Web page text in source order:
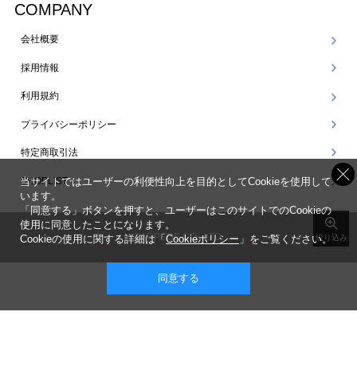
絞り込み
COMPANY
会社概要
採用情報
利用規約
プライバシーポリシー
特定商取引法
SHOPLIST
©ARPEGE CO., LTD.
表示 ： スマートフォン版 |
当サイトではユーザーの利便性向上を目的としてCookieを使用して
います。
「同意する」ボタンを押すと、ユーザーはこのサイトでのCookieの
使用に同意したことになります。
Cookieの使用に関する詳細は「Cookieポリシー 」をご覧ください。
同意する